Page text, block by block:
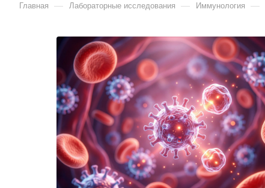
Главная — Лабораторные исследования — Иммунология —